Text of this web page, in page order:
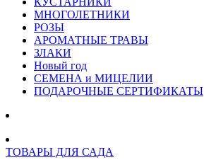
МНОГОЛЕТНИКИ
РОЗЫ
АРОМАТНЫЕ ТРАВЫ
ЗЛАКИ
Новый год
СЕМЕНА и МИЦЕЛИИ
ПОДАРОЧНЫЕ СЕРТИФИКАТЫ
ТОВАРЫ ДЛЯ САДА